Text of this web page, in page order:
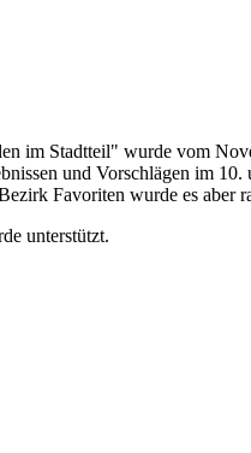
im Stadtteil" wurde vom
und Vorschlägen im
Favoriten wurde es aber
unterstützt.